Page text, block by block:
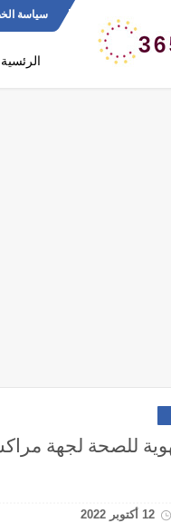
سياسة
الرئسية
12 أكتوبر 2022